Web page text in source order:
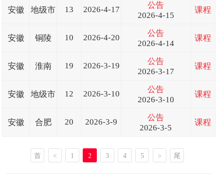
安徽 地级市 13 2026-4-17
公告
2026-4-15
课程
安徽 铜陵 10 2026-4-20
公告
2026-4-14
课程
安徽 淮南 19 2026-3-19
公告
2026-3-17
课程
安徽 地级市 12 2026-3-10
公告
2026-3-10
课程
安徽 合肥 20 2026-3-9
公告
2026-3-5
课程
首
< 1 2 3 4 5 >
尾